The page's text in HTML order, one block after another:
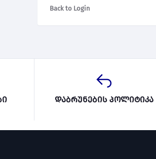
Back to Login
დაბრუნების პოლიტიკა